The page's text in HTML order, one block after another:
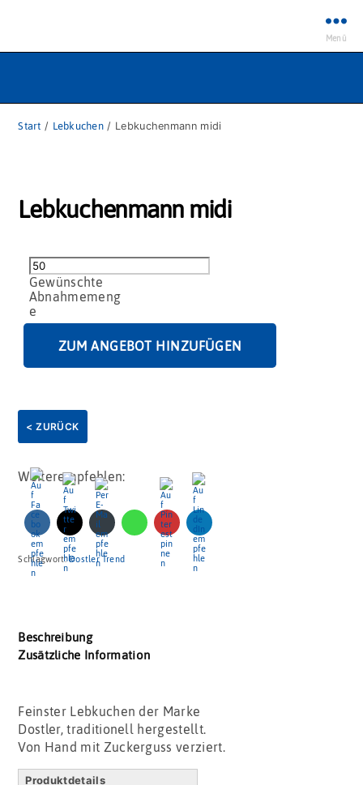
Menü
Start / Lebkuchen/ Lebkuchenmann midi
Lebkuchenmann midi
Lebkuchenmann
midi
Menge
ZUM ANGEBOT HINZUFÜGEN
< ZURÜCK
Weiterempfehlen:
Schlagwort:Dostler Trend
Beschreibung
Zusätzliche Information
Feinster Lebkuchen der Marke
Dostler, traditionell hergestellt.
Von Hand mit Zuckerguss verziert.
Produktdetails